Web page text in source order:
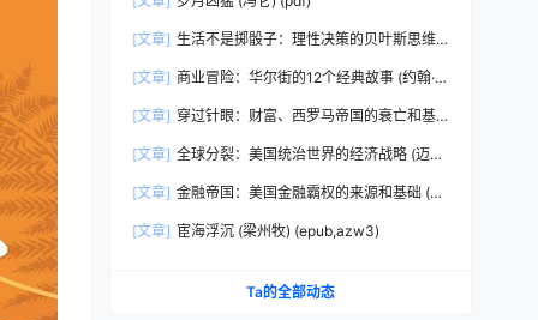
[文章] 生活不是掷骰子：理性决策的贝叶斯思维
[文章] 商业冒险：华尔街的12个经典故事 (约翰·布
[文章] 穿过针眼：财富、西罗马帝国的衰亡和基
(epub,azw3,pdf)
[文章] 全球分裂：美国统治世界的经济战略 (迈克
[文章] 金融帝国：美国金融霸权的来源和基础 (迈
[文章] 宦海浮沉 (梁州牧) (epub,azw3)
Ta的全部动态